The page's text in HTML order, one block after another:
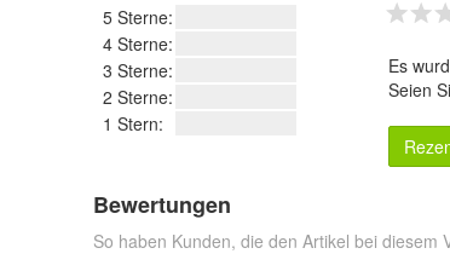
5 Sterne:
4 Sterne:
3 Sterne:
2 Sterne:
1 Stern:
Es
Seien
Bewertungen
So haben Kunden, die den Artikel bei